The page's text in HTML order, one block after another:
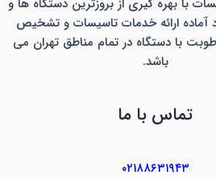
با بهره گیری از بروزترین دستگاه ها و
آماده ارائه خدمات تاسیسات و تشخیص
با دستگاه در تمام مناطق تهران می
باشد.
تماس با ما
۰۲۱۸۸۶۳۱۹۴۳